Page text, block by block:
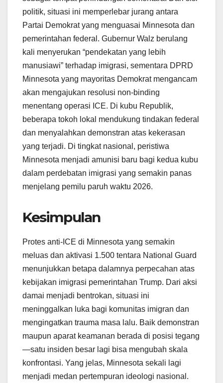
politik, situasi ini memperlebar jurang antara
Partai Demokrat yang menguasai Minnesota dan
pemerintahan federal. Gubernur Walz berulang
kali menyerukan “pendekatan yang lebih
manusiawi” terhadap imigrasi, sementara DPRD
Minnesota yang mayoritas Demokrat mengancam
akan mengajukan resolusi non-binding
menentang operasi ICE. Di kubu Republik,
beberapa tokoh lokal mendukung tindakan federal
dan menyalahkan demonstran atas kekerasan
yang terjadi. Di tingkat nasional, peristiwa
Minnesota menjadi amunisi baru bagi kedua kubu
dalam perdebatan imigrasi yang semakin panas
menjelang pemilu paruh waktu 2026.
Kesimpulan
Protes anti-ICE di Minnesota yang semakin
meluas dan aktivasi 1.500 tentara National Guard
menunjukkan betapa dalamnya perpecahan atas
kebijakan imigrasi pemerintahan Trump. Dari aksi
damai menjadi bentrokan, situasi ini
meninggalkan luka bagi komunitas imigran dan
mengingatkan trauma masa lalu. Baik demonstran
maupun aparat keamanan berada di posisi tegang
—satu insiden besar lagi bisa mengubah skala
konfrontasi. Yang jelas, Minnesota sekali lagi
menjadi medan pertempuran ideologi nasional.